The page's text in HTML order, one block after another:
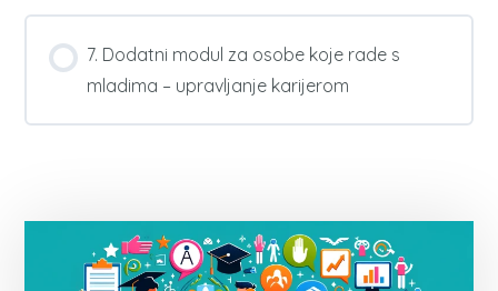
7. Dodatni modul za osobe koje rade s
mladima – upravljanje karijerom